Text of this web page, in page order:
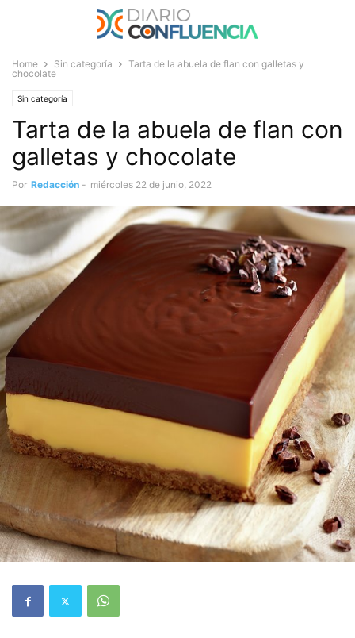
Home Sin categoría
Tarta de la abuela de flan con galletas y
chocolate
Sin categoría
Tarta de la abuela de flan con
galletas y chocolate
Por Redacción - miércoles 22 de junio, 2022